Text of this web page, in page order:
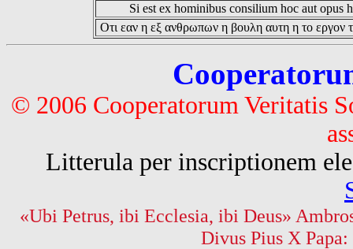
Si est ex hominibus consilium hoc aut opus
Οτι εαν η εξ ανθρωπων η βουλη αυτη η το εργον
© 2006 Cooperatorum Veritatis
Litterula per inscriptionem
«Ubi Petrus, ibi Ecclesia, ibi Deus»
Divus Pius X Papa: